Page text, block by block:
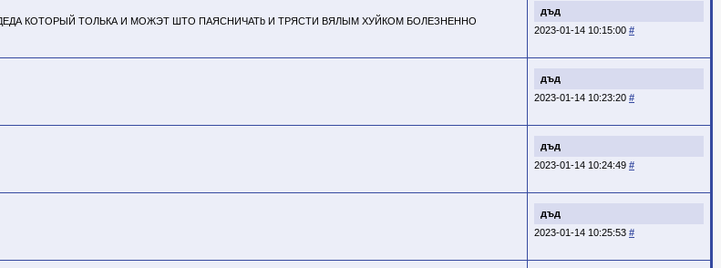
дъд
2023-01-14 10:15:00 #
КОТОРЫЙ ТОЛЬКА И МОЖЭТ ШТО ПАЯСНИЧАТb И ТРЯСТИ ВЯЛЫМ ХУЙКОМ БОЛЕЗНЕННО
дъд
2023-01-14 10:23:20 #
дъд
2023-01-14 10:24:49 #
дъд
2023-01-14 10:25:53 #